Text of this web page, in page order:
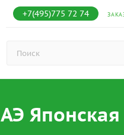
+7(495)775 72 74
АЭ Японская